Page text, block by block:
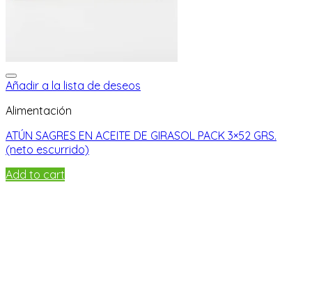
Añadir a la lista de deseos
Alimentación
ATÚN SAGRES EN ACEITE DE GIRASOL PACK 3×52 GRS.
(neto escurrido)
Add to cart